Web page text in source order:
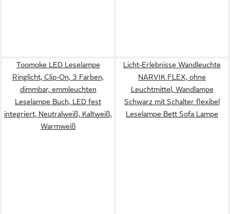
Toomoke LED Leselampe
Ringlicht, Clip-On, 3 Farben,
dimmbar, emmleuchten
Leselampe Buch, LED fest
integriert, Neutralweiß, Kaltweiß,
Warmweiß
Licht-Erlebnisse Wandleuchte
NARVIK FLEX, ohne
Leuchtmittel, Wandlampe
Schwarz mit Schalter flexibel
Leselampe Bett Sofa Lampe